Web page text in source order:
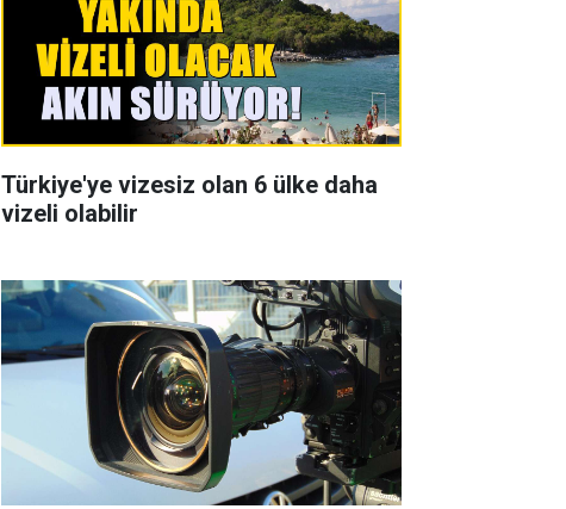
Türkiye'ye vizesiz olan 6 ülke daha
vizeli olabilir